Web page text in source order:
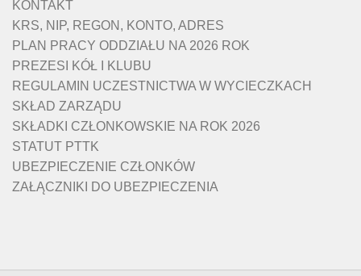
KONTAKT
KRS, NIP, REGON, KONTO, ADRES
PLAN PRACY ODDZIAŁU NA 2026 ROK
PREZESI KÓŁ I KLUBU
REGULAMIN UCZESTNICTWA W WYCIECZKACH
SKŁAD ZARZĄDU
SKŁADKI CZŁONKOWSKIE NA ROK 2026
STATUT PTTK
UBEZPIECZENIE CZŁONKÓW
ZAŁĄCZNIKI DO UBEZPIECZENIA